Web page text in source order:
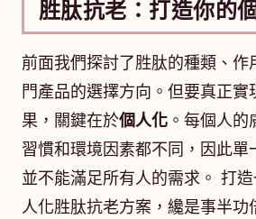
胜肽抗老：打造你的
前面我們探討了胜肽的種類、作
門產品的選擇方向。但要真正實
果，關鍵在於個人化 。每個人
習慣和環境因素都不同，因此單
並不能滿足所有人的需求。 打
人化胜肽抗老方案，纔是事半功